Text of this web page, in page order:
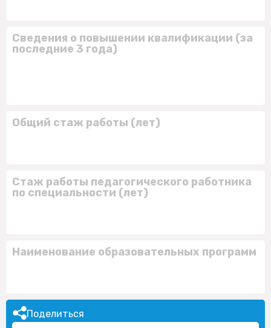
Сведения о повышении квалификации (за
последние 3 года)
Общий стаж работы (лет)
Стаж работы педагогического работника
по специальности (лет)
Наименование образовательных программ
Поделиться